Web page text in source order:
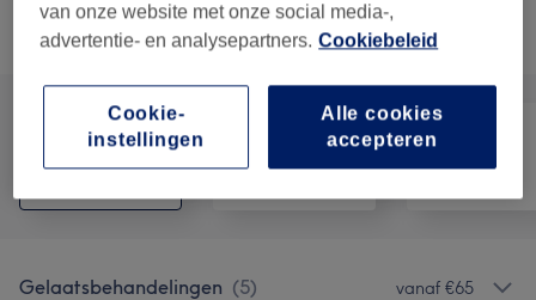
Alle behandelingen
Alle Gezicht Massage
Gelaatsbehandelingen (5) vanaf €65
van onze website met onze social media-,
advertentie- en analysepartners. Cookiebeleid
Alle cookies
accepteren
Cookie-
instellingen